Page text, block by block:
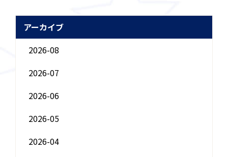
アーカイブ
2026-08
2026-07
2026-06
2026-05
2026-04